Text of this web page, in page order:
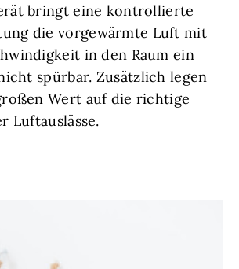
bringt eine kontrollierte
die vorgewärmte Luft mit
in den Raum ein
spürbar. Zusätzlich legen
Wert auf die richtige
Luftauslässe.